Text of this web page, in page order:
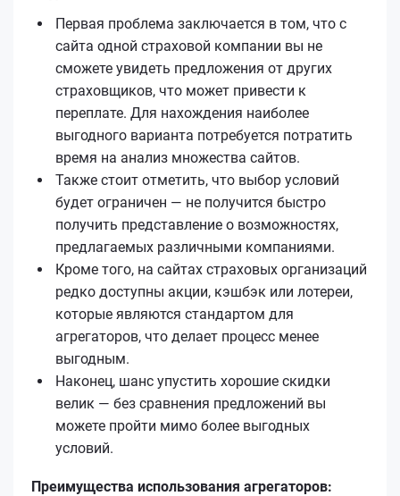
Первая проблема заключается в том, что с
сайта одной страховой компании вы не
сможете увидеть предложения от других
страховщиков, что может привести к
переплате. Для нахождения наиболее
выгодного варианта потребуется потратить
время на анализ множества сайтов.
Также стоит отметить, что выбор условий
будет ограничен — не получится быстро
получить представление о возможностях,
предлагаемых различными компаниями.
Кроме того, на сайтах страховых организаций
редко доступны акции, кэшбэк или лотереи,
которые являются стандартом для
агрегаторов, что делает процесс менее
выгодным.
Наконец, шанс упустить хорошие скидки
велик — без сравнения предложений вы
можете пройти мимо более выгодных
условий.
Преимущества использования агрегаторов: